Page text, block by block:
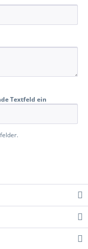
Textfeld ein